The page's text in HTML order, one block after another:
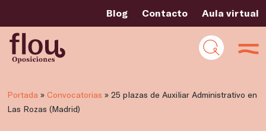
Blog Contacto Aula virtual
Portada » Convocatorias » 25 plazas de Auxiliar Administrativo en
Las Rozas (Madrid)